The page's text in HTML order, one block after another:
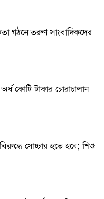
গঠনে তরুণ সাংবাদিকদের
কোটি টাকার চোরাচালান
সোচ্চার হতে হবে; শিশু